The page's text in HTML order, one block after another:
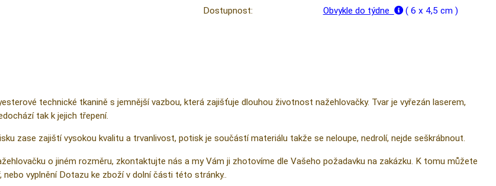
Dostupnost:
Obvykle do týdne ( 6 x 4,5 cm )
technické tkanině s jemnější vazbou, která zajišťuje dlouhou životnost nažehlovačky. Tvar je vyřezán laserem,
tak k jejich třepení.
zase zajiští vysokou kvalitu a trvanlivost, potisk je součástí materiálu takže se neloupe, nedrolí, nejde seškrábnout.
o jiném rozměru, zkontaktujte nás a my Vám ji zhotovíme dle Vašeho požadavku na zakázku. K tomu můžete
, nebo vyplnění Dotazu ke zboží v dolní části této stránky..